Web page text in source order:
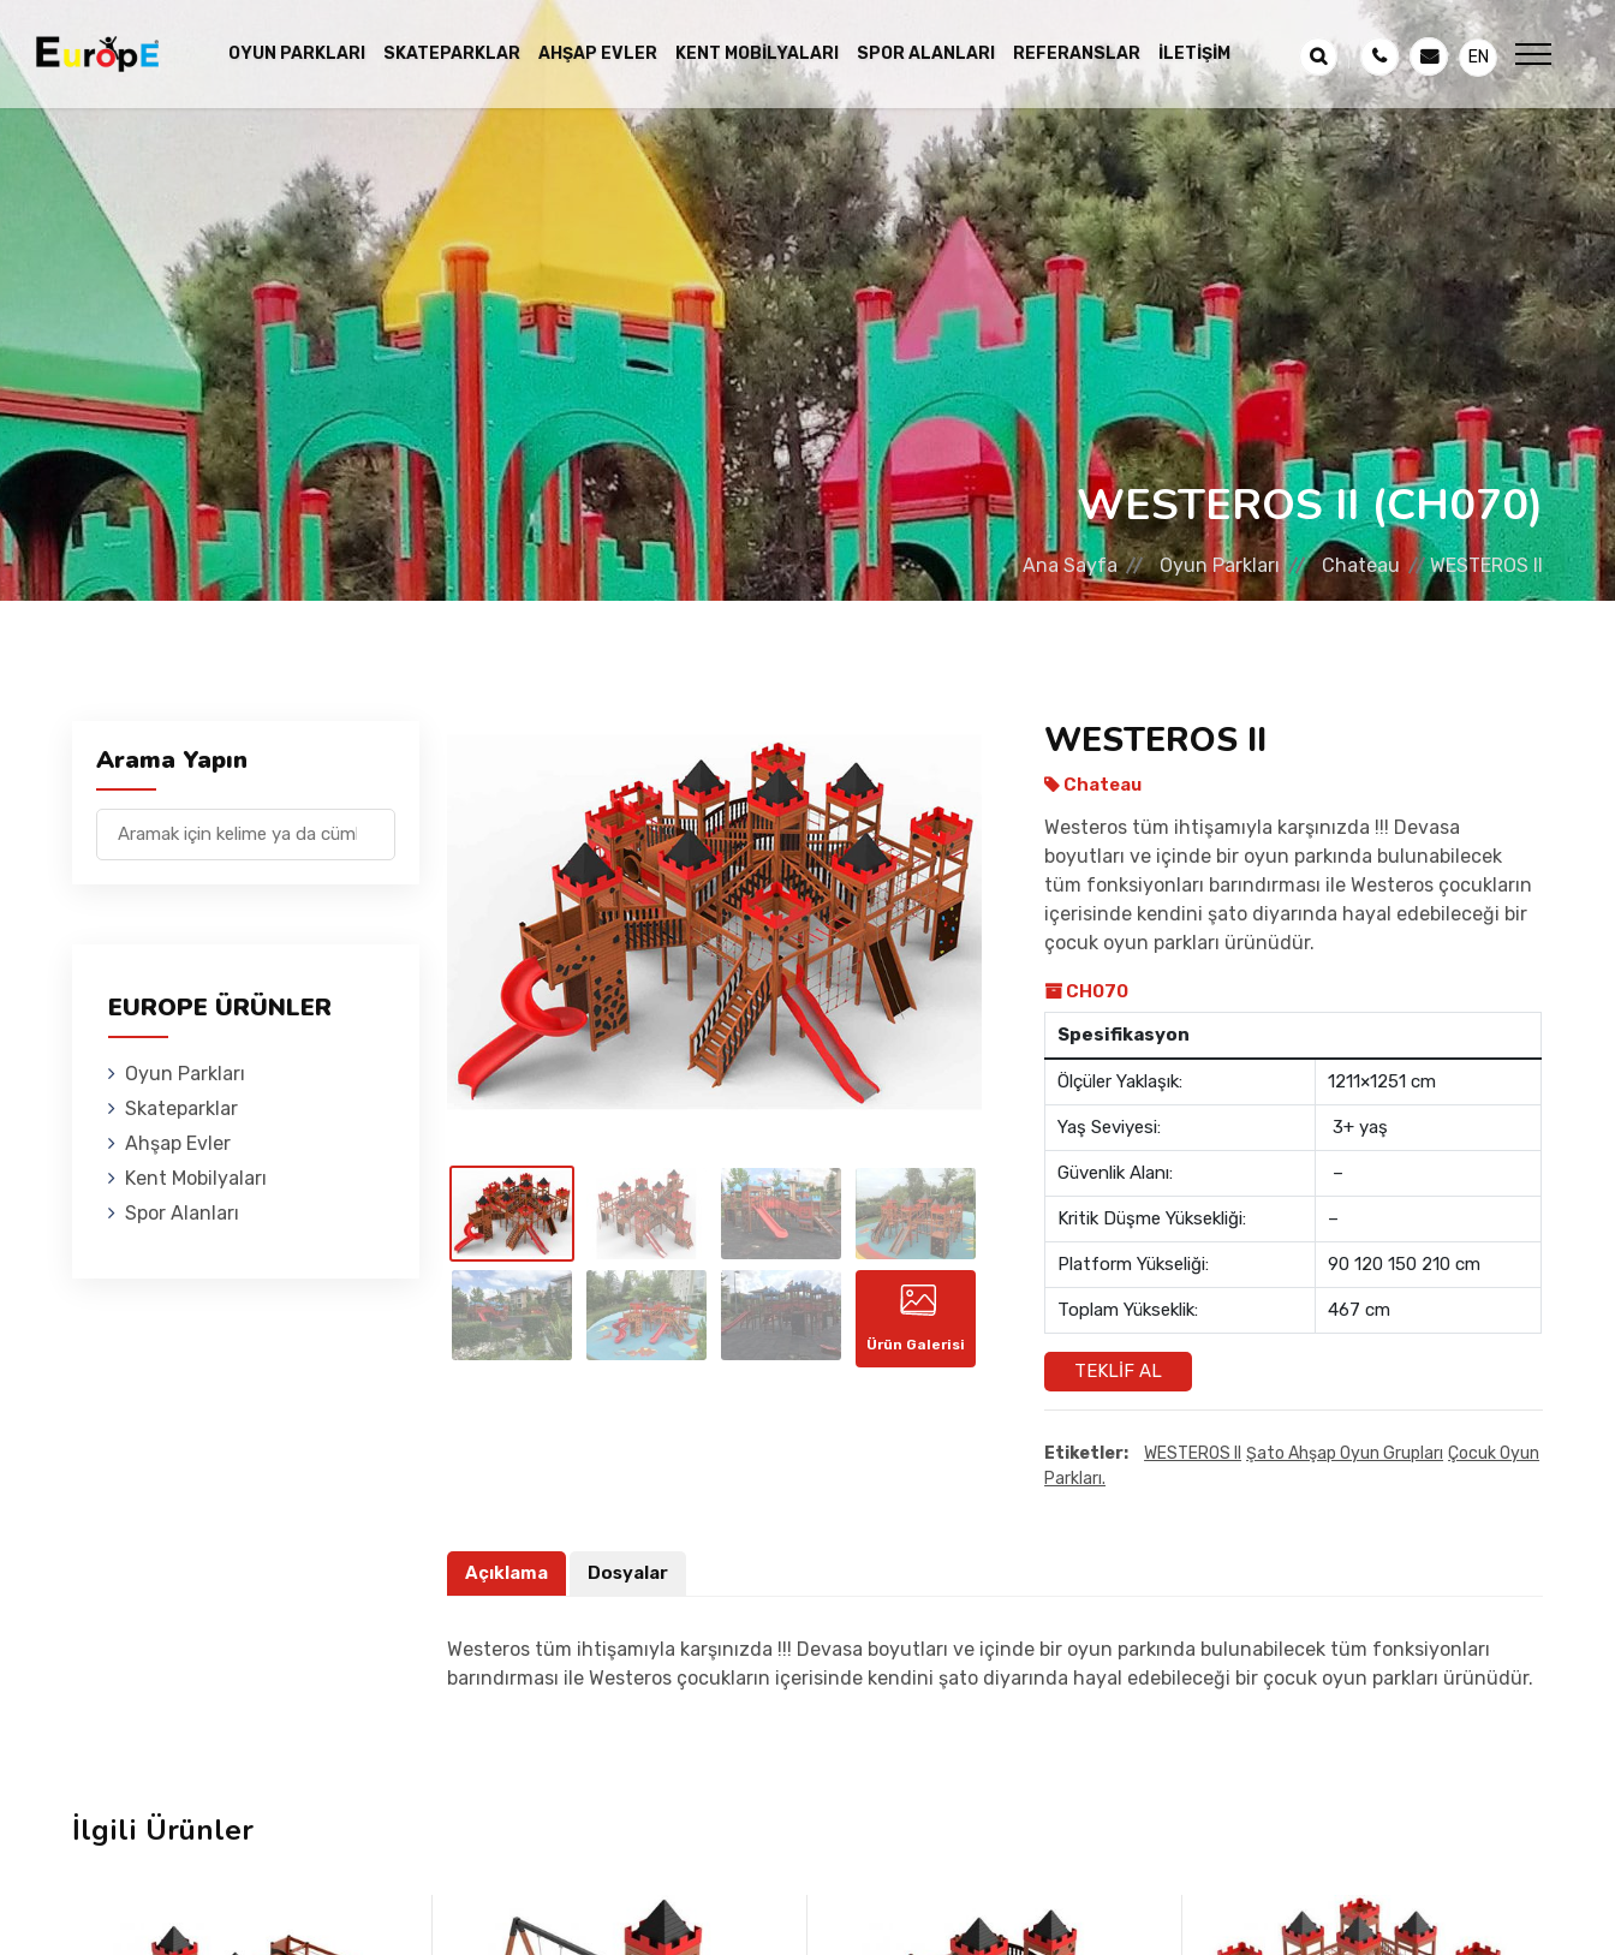
OYUN PARKLARI SKATEPARKLAR AHŞAP EVLER KENT MOBILYALARI SPOR ALANLARI REFERANSLAR İLETIŞIM EN
WESTEROS II (CH070)
Ana Sayfa Oyun Parkları Chateau WESTEROS II
Arama Yapın
EUROPE ÜRÜNLER
Oyun Parkları
Skateparklar
Ahşap Evler
Kent Mobilyaları
Spor Alanları
Ürün Galerisi
WESTEROS II
Chateau
Westeros tüm ihtişamıyla karşınızda !!! Devasa
boyutları ve içinde bir oyun parkında bulunabilecek
tüm fonksiyonları barındırması ile Westeros çocukların
içerisinde kendini şato diyarında hayal edebileceği bir
çocuk oyun parkları ürünüdür.
CH070
Spesifikasyon
Ölçüler Yaklaşık: 1211×1251 cm
Yaş Seviyesi: 3+ yaş
Güvenlik Alanı: –
Kritik Düşme Yüksekliği: –
Platform Yükseliği: 90 120 150 210 cm
Toplam Yükseklik: 467 cm
TEKLIF AL
Etiketler: WESTEROS II Şato Ahşap Oyun Grupları Çocuk Oyun
Parkları.
Açıklama Dosyalar
Westeros tüm ihtişamıyla karşınızda !!! Devasa boyutları ve içinde bir oyun parkında bulunabilecek tüm fonksiyonları
barındırması ile Westeros çocukların içerisinde kendini şato diyarında hayal edebileceği bir çocuk oyun parkları ürünüdür.
İlgili Ürünler